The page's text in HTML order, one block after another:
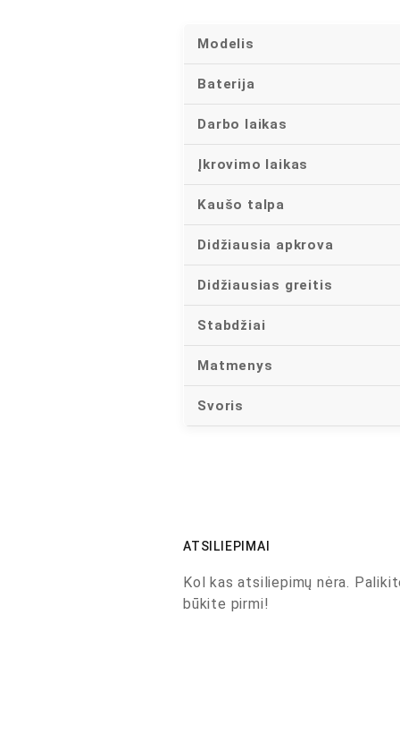
Modelis
Baterija
Darbo laikas
Įkrovimo laikas
Kaušo talpa
Didžiausia apkrova
Didžiausias greitis
Stabdžiai
Matmenys
Svoris
ATSILIEPIMAI
Kol kas atsiliepimų nėra.
būkite pirmi!